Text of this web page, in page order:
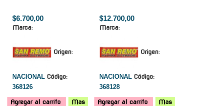
$6.700,00
Marca:
Origen:
NACIONAL Código:
368126
Agregar al carrito Mas
$12.700,00
Marca:
Origen:
NACIONAL Código:
368128
Agregar al carrito Mas